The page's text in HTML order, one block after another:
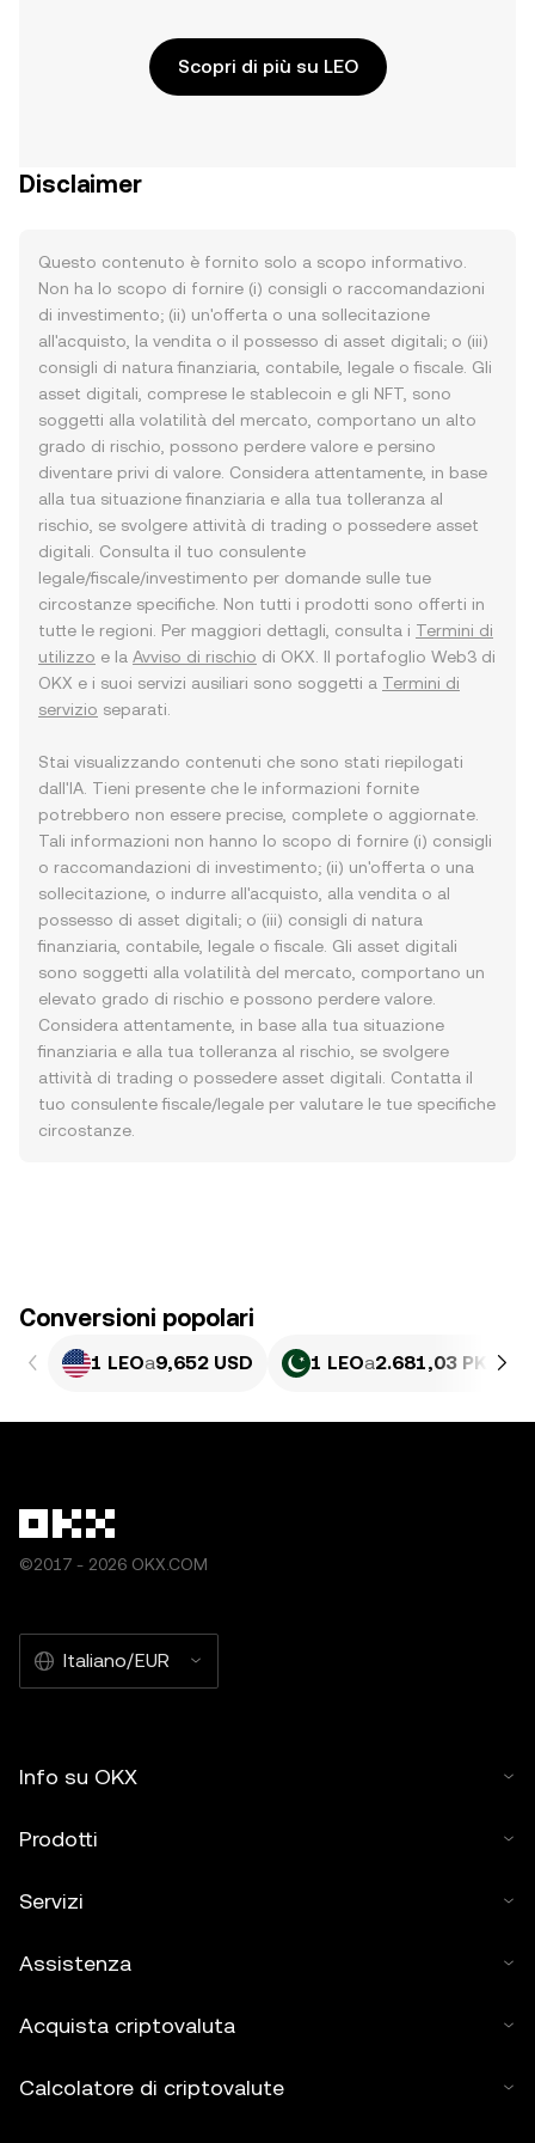
Scopri di più su LEO
Disclaimer
Questo contenuto è fornito solo a scopo informativo.
Non ha lo scopo di fornire (i) consigli o raccomandazioni
di investimento; (ii) un'offerta o una sollecitazione
all'acquisto, la vendita o il possesso di asset digitali; o (iii)
consigli di natura finanziaria, contabile, legale o fiscale. Gli
asset digitali, comprese le stablecoin e gli NFT, sono
soggetti alla volatilità del mercato, comportano un alto
grado di rischio, possono perdere valore e persino
diventare privi di valore. Considera attentamente, in base
alla tua situazione finanziaria e alla tua tolleranza al
rischio, se svolgere attività di trading o possedere asset
digitali. Consulta il tuo consulente
legale/fiscale/investimento per domande sulle tue
circostanze specifiche. Non tutti i prodotti sono offerti in
tutte le regioni. Per maggiori dettagli, consulta i Termini di
utilizzo e la Avviso di rischio di OKX. Il portafoglio Web3 di
OKX e i suoi servizi ausiliari sono soggetti a Termini di
servizio separati.
Stai visualizzando contenuti che sono stati riepilogati
dall'IA. Tieni presente che le informazioni fornite
potrebbero non essere precise, complete o aggiornate.
Tali informazioni non hanno lo scopo di fornire (i) consigli
o raccomandazioni di investimento; (ii) un'offerta o una
sollecitazione, o indurre all'acquisto, alla vendita o al
possesso di asset digitali; o (iii) consigli di natura
finanziaria, contabile, legale o fiscale. Gli asset digitali
sono soggetti alla volatilità del mercato, comportano un
elevato grado di rischio e possono perdere valore.
Considera attentamente, in base alla tua situazione
finanziaria e alla tua tolleranza al rischio, se svolgere
attività di trading o possedere asset digitali. Contatta il
tuo consulente fiscale/legale per valutare le tue specifiche
circostanze.
Conversioni popolari
1 LEOa9,652 USD 1 LEOa2.681,03 PKR
©2017 - 2026 OKX.COM
Italiano/EUR
Info su OKX
Prodotti
Servizi
Assistenza
Acquista criptovaluta
Calcolatore di criptovalute